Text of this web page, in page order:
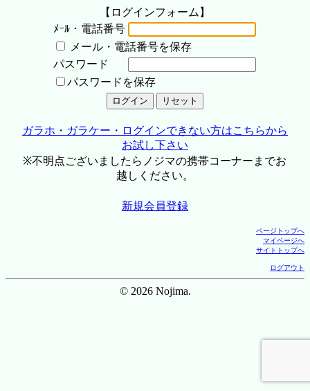
【ログインフォーム】
ﾒｰﾙ・電話番号
メール・電話番号を保存
パスワード
パスワードを保存
ガラホ・ガラケー・ログインできない方はこちらから
お試し下さい
※不明点ございましたらノジマの携帯コーナーまでお
越しください。
新規会員登録
ページトップへ
マイページへ
サイトトップへ
ログアウト
© 2026 Nojima.